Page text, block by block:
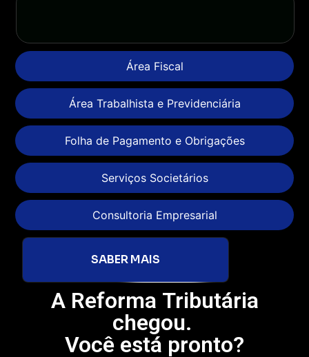
Área Fiscal
Área Trabalhista e Previdenciária
Folha de Pagamento e Obrigações
Serviços Societários
Consultoria Empresarial
SABER MAIS
A Reforma Tributária
chegou.
Você está pronto?